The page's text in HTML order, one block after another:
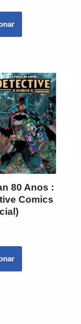
80 Anos :
Comics